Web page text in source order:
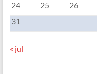
24
25 26
31
« jul